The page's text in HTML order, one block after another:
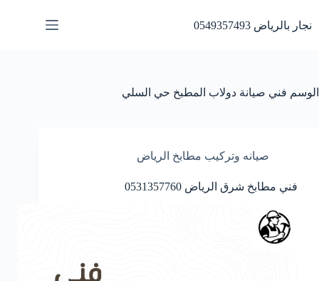
المحتوى
نجار بالرياض 0549357493
الوسم فني صيانة دولاب المطبخ حي السلي
صيانه وتركيب مطابخ الرياض
فني مطابخ شرق الرياض 0531357760